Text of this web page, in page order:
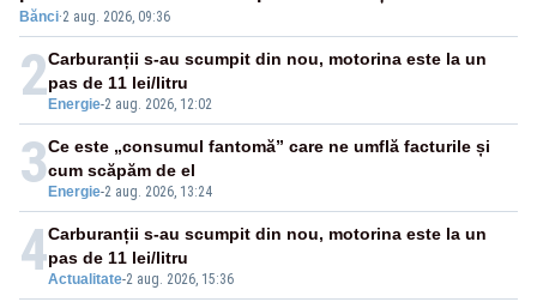
pensii
Bănci·2 aug. 2026, 09:36
2 Energie-2 aug. 2026, 12:02
Carburanții s-au scumpit din nou, motorina este la un
pas de 11 lei/litru
3 Energie-2 aug. 2026, 13:24
Ce este „consumul fantomă” care ne umflă facturile și
cum scăpăm de el
4Actualitate-2 aug. 2026, 15:36
Carburanții s-au scumpit din nou, motorina este la un
pas de 11 lei/litru